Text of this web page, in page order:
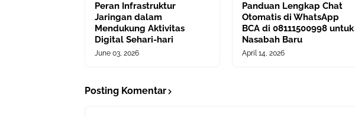
Peran Infrastruktur
Jaringan dalam
Mendukung Aktivitas
Digital Sehari-hari
June 03, 2026
Panduan Lengkap Chat
Otomatis di WhatsApp
BCA di 08111500998 untuk
Nasabah Baru
April 14, 2026
Posting Komentar